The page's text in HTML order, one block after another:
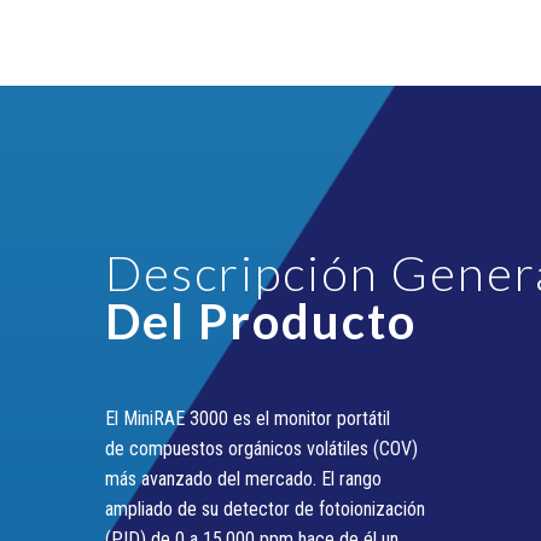
Descripción
Del Producto
El MiniRAE 3000 es el monitor portátil
de compuestos orgánicos volátiles (COV)
más avanzado del mercado. El rango
ampliado de su detector de fotoionización